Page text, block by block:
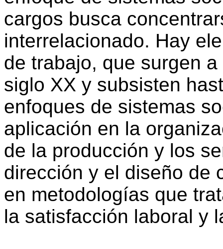
cargos busca
interrelacionado. Hay
de trabajo, que surgen
siglo XX y subsisten
enfoques de sistemas
aplicación en la
de la producción y los
dirección y el diseño de
en metodologías que
la satisfacción laboral y